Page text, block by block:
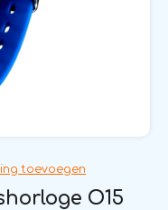
toevoegen
O15